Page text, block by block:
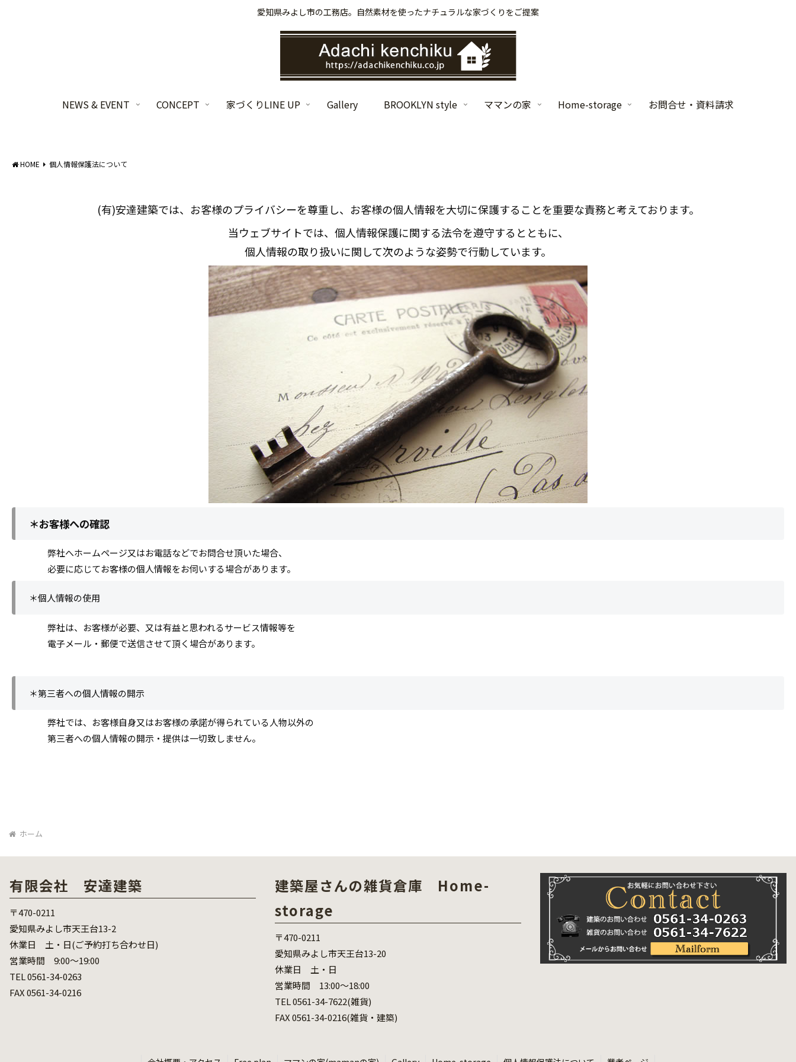
愛知県みよし市の工務店。自然素材を使ったナチュラルな家づくりをご提案
NEWS & EVENT CONCEPT 家づくりLINE UP Gallery BROOKLYN style ママンの家 Home-storage お問合せ・資料請求
HOME 個人情報保護法について
(有)安達建築では、お客様のプライバシーを尊重し、お客様の個人情報を大切に保護することを重要な責務と考えております。
当ウェブサイトでは、個人情報保護に関する法令を遵守するとともに、
個人情報の取り扱いに関して次のような姿勢で行動しています。
＊お客様への確認
弊社へホームページ又はお電話などでお問合せ頂いた場合、
必要に応じてお客様の個人情報をお伺いする場合があります。
＊個人情報の使用
弊社は、お客様が必要、又は有益と思われるサービス情報等を
電子メール・郵便で送信させて頂く場合があります。
＊第三者への個人情報の開示
弊社では、お客様自身又はお客様の承諾が得られている人物以外の
第三者への個人情報の開示・提供は一切致しません。
ホーム
有限会社 安達建築
〒470-0211
愛知県みよし市天王台13-2
休業日 土・日(ご予約打ち合わせ日)
営業時間 9:00～19:00
TEL 0561-34-0263
FAX 0561-34-0216
建築屋さんの雑貨倉庫 Home-
storage
〒470-0211
愛知県みよし市天王台13-20
休業日 土・日
営業時間 13:00～18:00
TEL 0561-34-7622(雑貨)
FAX 0561-34-0216(雑貨・建築)